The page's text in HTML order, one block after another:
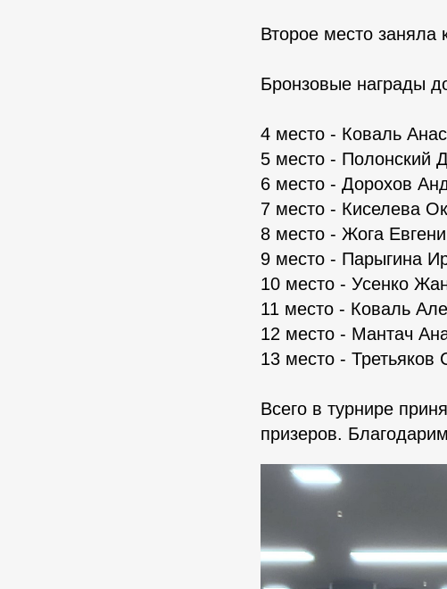
Второе место заняла
Бронзовые награды
4 место - Коваль
5 место - Полонский
6 место - Дорохов
7 место - Киселева
8 место - Жога
9 место - Парыгина
10 место - Усенко
11 место - Коваль
12 место - Мантач
13 место - Третьяков
Всего в турнире
призеров.